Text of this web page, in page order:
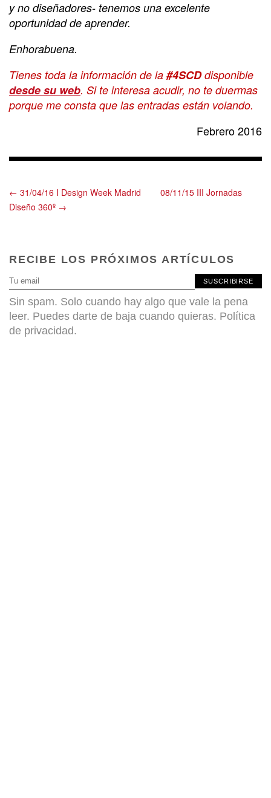
y no diseñadores- tenemos una excelente
oportunidad de aprender.
Enhorabuena.
Tienes toda la información de la #4SCDdisponible
desde su web. Si te interesa acudir, no te duermas
porque me consta que las entradas están volando.
Febrero 2016
← 31/04/16 I Design Week Madrid
08/11/15 III Jornadas
Diseño 360º →
RECIBE LOS PRÓXIMOS ARTÍCULOS
SUSCRIBIRSE
Sin spam. Solo cuando hay algo que vale la pena
leer. Puedes darte de baja cuando quieras. Política
de privacidad.